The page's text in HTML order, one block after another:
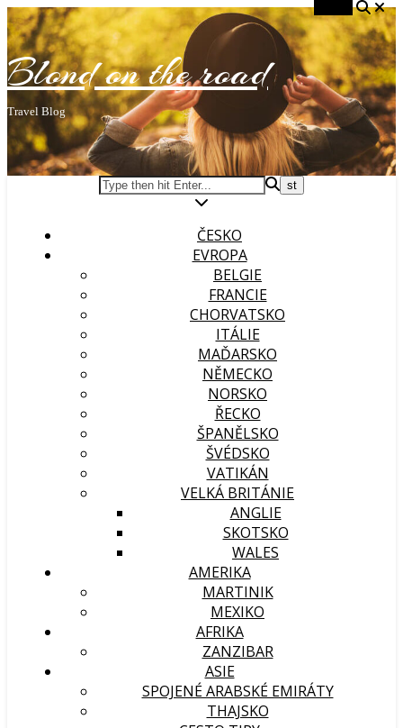
Blond on the road
Travel Blog
ČESKO
EVROPA
BELGIE
FRANCIE
CHORVATSKO
ITÁLIE
MAĎARSKO
NĚMECKO
NORSKO
ŘECKO
ŠPANĚLSKO
ŠVÉDSKO
VATIKÁN
VELKÁ BRITÁNIE
ANGLIE
SKOTSKO
WALES
AMERIKA
MARTINIK
MEXIKO
AFRIKA
ZANZIBAR
ASIE
SPOJENÉ ARABSKÉ EMIRÁTY
THAJSKO